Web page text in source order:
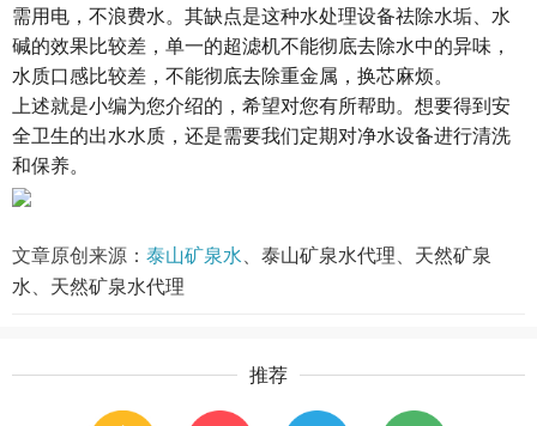
需用电，不浪费水。其缺点是这种水处理设备祛除水垢、水
碱的效果比较差，单一的超滤机不能彻底去除水中的异味，
水质口感比较差，不能彻底去除重金属，换芯麻烦。
上述就是小编为您介绍的，希望对您有所帮助。想要得到安
全卫生的出水水质，还是需要我们定期对净水设备进行清洗
和保养。
文章原创来源： 泰山矿泉水 泰山矿泉水代理
天然矿泉
水
天然矿泉水代理
推荐